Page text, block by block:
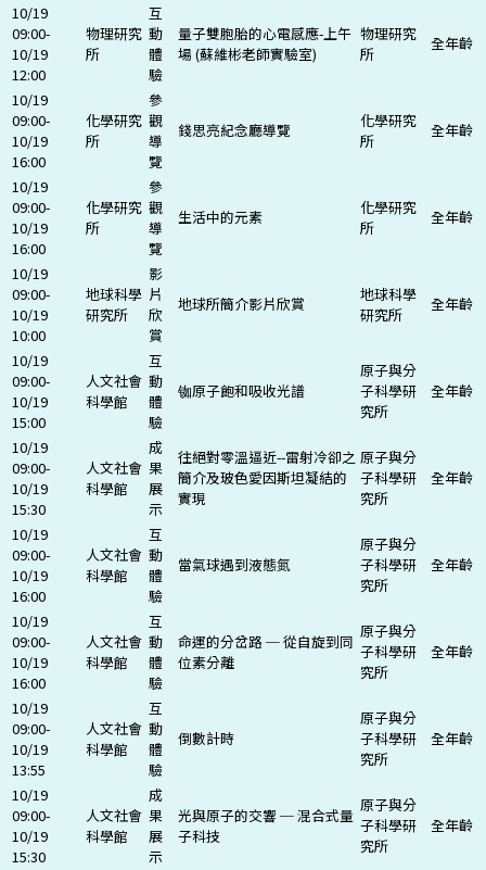
10/19
09:00-
10/19
12:00
物理研究
所
互
動
體
驗
量子雙胞胎的心電感應-上午
場 (蘇維彬老師實驗室)
物理研究
所
全年齡
10/19
09:00-
10/19
16:00
化學研究
所
參
觀
導
覽
錢思亮紀念廳導覽
化學研究
所
全年齡
10/19
09:00-
10/19
16:00
化學研究
所
參
觀
導
覽
生活中的元素
化學研究
所
全年齡
10/19
09:00-
10/19
10:00
地球科學
研究所
影
片
欣
賞
地球所簡介影片欣賞
地球科學
研究所
全年齡
10/19
09:00-
10/19
15:00
人文社會
科學館
互
動
體
驗
铷原子飽和吸收光譜
原子與分
子科學研
究所
全年齡
10/19
09:00-
10/19
15:30
人文社會
科學館
成
果
展
示
往絕對零溫逼近--雷射冷卻之
簡介及玻色愛因斯坦凝結的
實現
原子與分
子科學研
究所
全年齡
10/19
09:00-
10/19
16:00
人文社會
科學館
互
動
體
驗
當氣球遇到液態氮
原子與分
子科學研
究所
全年齡
10/19
09:00-
10/19
16:00
人文社會
科學館
互
動
體
驗
命運的分岔路 ─ 從自旋到同
位素分離
原子與分
子科學研
究所
全年齡
10/19
09:00-
10/19
13:55
人文社會
科學館
互
動
體
驗
倒數計時
原子與分
子科學研
究所
全年齡
10/19
09:00-
10/19
15:30
人文社會
科學館
成
果
展
示
光與原子的交響 ─ 混合式量
子科技
原子與分
子科學研
究所
全年齡